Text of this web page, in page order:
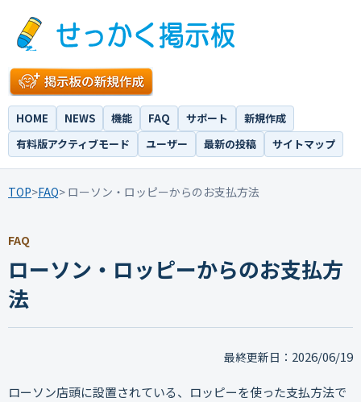
HOME NEWS 機能 FAQ サポート
新規作成
有料版アクティブモード
ユーザー 最新の投稿 サイトマップ
TOP>FAQ> ローソン・ロッピーからのお支払方法
FAQ
ローソン・ロッピーからのお支払方
法
最終更新日： 2026/06/19
ローソン店頭に設置されている、ロッピーを使った支払方法で